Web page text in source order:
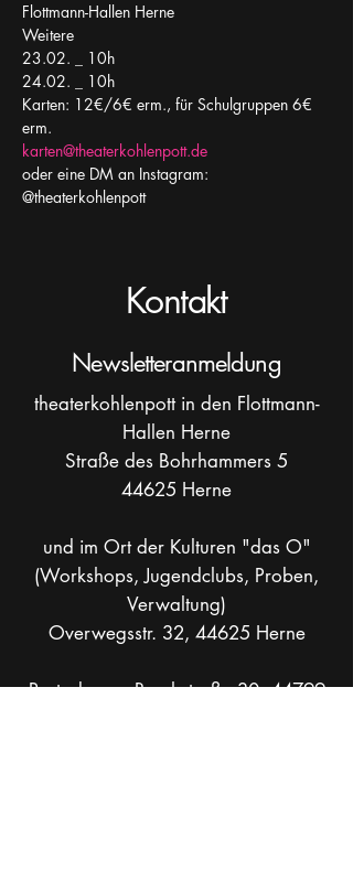
Flottmann-Hallen Herne
Weitere
23.02. _ 10h
24.02. _ 10h
Karten: 12€/6€ erm., für Schulgruppen 6€
erm.
karten@theaterkohlenpott.de
oder eine DM an Instagram:
@theaterkohlenpott
Kontakt
Newsletteranmeldung
theaterkohlenpott in den Flottmann-
Hallen Herne
Straße des Bohrhammers 5
44625 Herne
und im Ort der Kulturen "das O"
(Workshops, Jugendclubs, Proben,
Verwaltung)
Overwegsstr. 32, 44625 Herne
Postadresse: Bruchstraße 30, 44799